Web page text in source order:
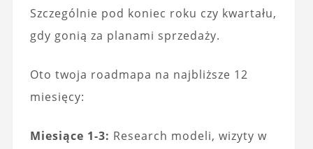
Szczególnie pod koniec roku czy kwartału,
gdy gonią za planami sprzedaży.
Oto twoja roadmapa na najbliższe 12
miesięcy:
Miesiące 1-3: Research modeli, wizyty w